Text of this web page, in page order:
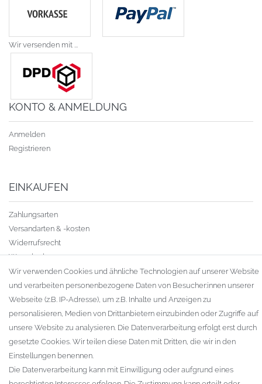
Wir versenden mit ...
KONTO & ANMELDUNG
Anmelden
Registrieren
EINKAUFEN
Zahlungsarten
Versandarten & -kosten
Widerrufsrecht
Warenkorb
Zur Kasse
Gewerbekunden
KAUFVERTRAG WIDERRUFEN
UNTERNEHMEN
Kontakt
Datenschutzerklärung
Wir verwenden Cookies und ähnliche Technologien auf unserer Website
und verarbeiten personenbezogene Daten von Besucher:innen unserer
Webseite (z.B. IP-Adresse), um z.B. Inhalte und Anzeigen zu
personalisieren, Medien von Drittanbietern einzubinden oder Zugriffe auf
unsere Website zu analysieren. Die Datenverarbeitung erfolgt erst durch
gesetzte Cookies. Wir teilen diese Daten mit Dritten, die wir in den
Einstellungen benennen.
Die Datenverarbeitung kann mit Einwilligung oder aufgrund eines